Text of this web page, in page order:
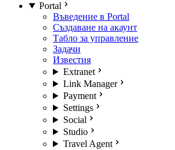
Portal
Въведение в Portal
Създаване на акаунт
Табло за управление
Задачи
Известия
Extranet
Link Manager
Payment
Settings
Social
Studio
Travel Agent